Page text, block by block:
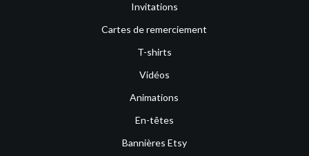
Invitations
Cartes de remerciement
T-shirts
Vidéos
Animations
En-têtes
Bannières Etsy